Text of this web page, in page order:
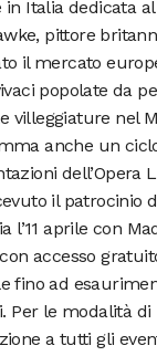
in Italia dedicata
pittore
il mercato
popolate da
villeggiature nel
anche un
dell’Opera
il patrocinio
l’11 aprile con
accesso
fino ad
Per le modalità di
a tutti gli